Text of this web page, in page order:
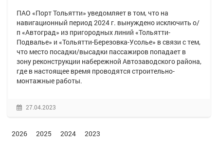
ПАО «Порт Тольятти» уведомляет в том, что на
навигационный период 2024 г. вынуждено исключить о/
п «Автоград» из пригородных линий «Тольятти-
Подвалье» и «Тольятти-Березовка-Усолье» в связи с тем,
что место посадки/высадки пассажиров попадает в
зону реконструкции набережной Автозаводского района,
где в настоящее время проводятся строительно-
монтажные работы.
27.04.2023
2026 2025 2024 2023